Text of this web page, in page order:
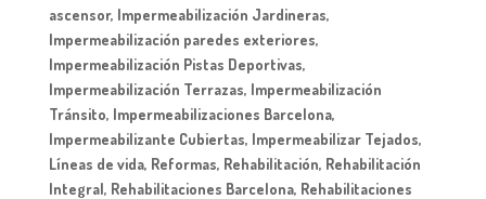
ascensor, Impermeabilización Jardineras,
Impermeabilización paredes exteriores,
Impermeabilización Pistas Deportivas,
Impermeabilización Terrazas, Impermeabilización
Tránsito, Impermeabilizaciones Barcelona,
Impermeabilizante Cubiertas, Impermeabilizar Tejados,
Líneas de vida, Reformas, Rehabilitación, Rehabilitación
Integral, Rehabilitaciones Barcelona, Rehabilitaciones